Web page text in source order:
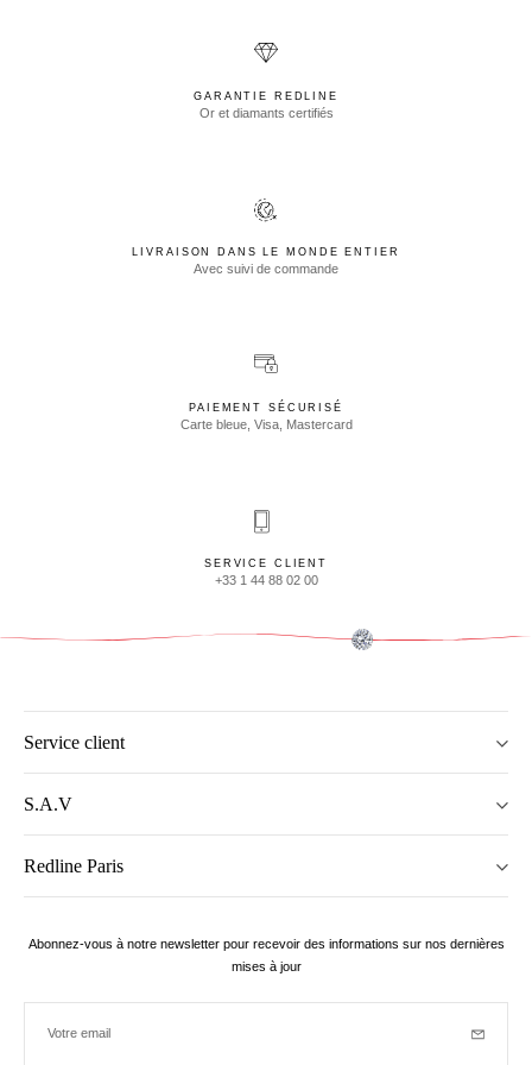
GARANTIE REDLINE
Or et diamants certifiés
LIVRAISON DANS LE MONDE ENTIER
Avec suivi de commande
PAIEMENT SÉCURISÉ
Carte bleue, Visa, Mastercard
SERVICE CLIENT
+33 1 44 88 02 00
Service client
S.A.V
Redline Paris
Abonnez-vous à notre newsletter pour recevoir des informations sur nos dernières
mises à jour
Votre email